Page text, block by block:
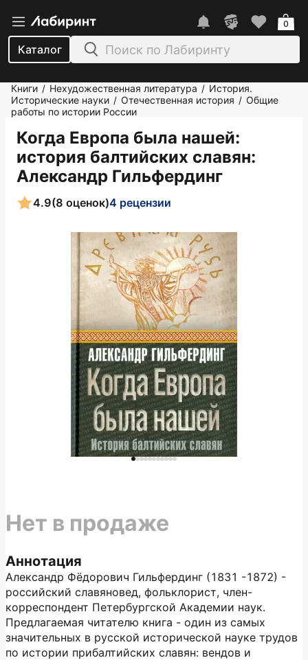
Каталог
0
Книги / Нехудожественная литература / История.
Исторические науки / Отечественная история / Общие
работы по истории России
Когда Европа была нашей:
история балтийских славян:
Александр Гильфердинг
4.9(8 оценок)4 рецензии
Аннотация
Александр Фёдорович Гильфердинг (1831 -1872) -
российский славяновед, фольклорист, член-
корреспондент Петербургской Академии наук.
Предлагаемая читателю книга - один из самых
значительных в русской исторической науке трудов
по истории прибалтийских славян: вендов и
Нет в продаже